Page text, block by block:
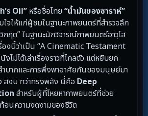
Oil” หรือชื่อไทย “น้ำมันของซาราห์”
ใจให้แก่ผู้ชมในฐานะภาพยนตร์ที่สำรวจลึก
กฤต” ในฐานะนักวิจารณ์ภาพยนตร์อาวุโส
องนี้ว่าเป็น “A Cinematic Testament
ไม่ได้เล่าเรื่องราวที่ไกลตัว แต่หยิบยก
ำบากและการพึ่งพาอาศัยกันของมนุษย์มา
สงบ ทว่าทรงพลัง นี่คือ Deep
สำหรับผู้ที่โหยหาภาพยนตร์ที่ช่วย
ท้อนความงดงามของชีวิต